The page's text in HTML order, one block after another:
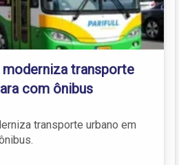
transporte
com ônibus
transporte urbano em